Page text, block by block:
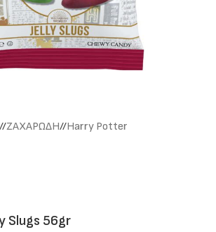
/ ΖΑΧΑΡΩΔΗ/ Harry Potter
Slugs 56gr